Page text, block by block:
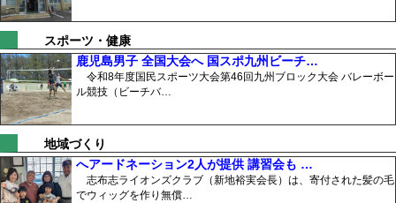
スポーツ・健康
鹿児島男子 全国大会へ 国スポ九州ビーチ…
令和8年度国民スポーツ大会第46回九州ブロック大会 バレーボー
ル競技（ビーチバ…
地域づくり
へアードネーション2人が提供 講習会も …
志布志ライオンズクラブ（新地裕実会長）は、寄付された髪の毛
でウィッグを作り無償…